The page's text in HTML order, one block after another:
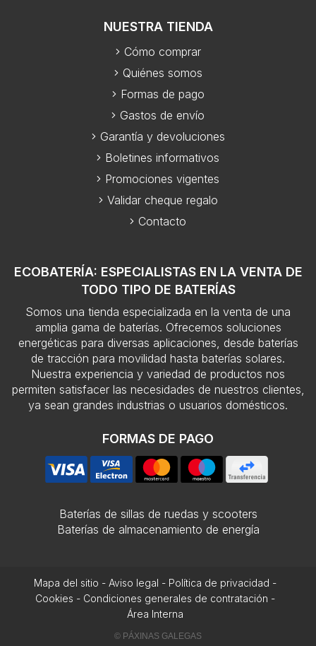
ECOBATERÍA: ESPECIALISTAS EN LA VENTA DE
TODO TIPO DE BATERÍAS
Somos una tienda especializada en la venta de una
amplia gama de baterías. Ofrecemos soluciones
energéticas para diversas aplicaciones, desde baterías
de tracción para movilidad hasta baterías solares.
Nuestra experiencia y variedad de productos nos
permiten satisfacer las necesidades de nuestros clientes,
ya sean grandes industrias o usuarios domésticos.
FORMAS DE PAGO
NUESTRA TIENDA
Cómo comprar
Quiénes somos
Formas de pago
Gastos de envío
Garantía y devoluciones
Boletines informativos
Promociones vigentes
Validar cheque regalo
Contacto
Baterías de sillas de ruedas y scooters
Baterías de almacenamiento de energía
Mapa del sitio - Aviso legal - Política de privacidad -
Cookies - Condiciones generales de contratación -
Área Interna
© PÁXINAS GALEGAS